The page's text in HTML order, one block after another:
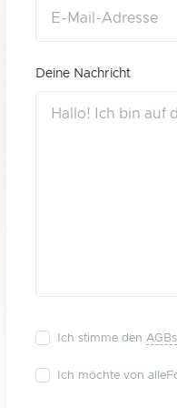
Deine Nachricht
Ich stimme den AGBs
Ich möchte von